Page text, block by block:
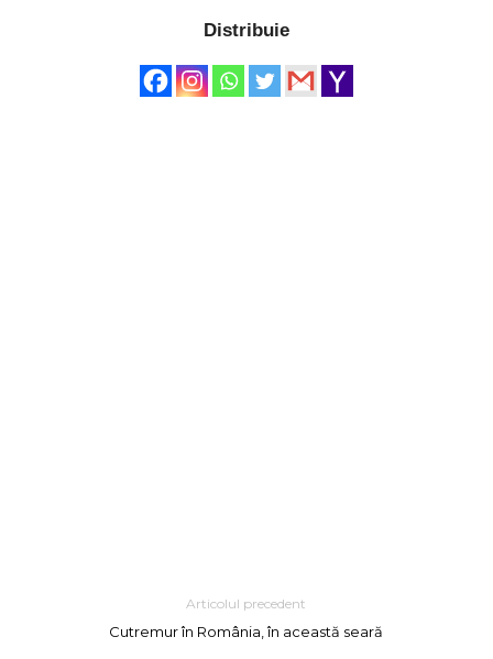
Distribuie
Articolul precedent
Cutremur în România, în această seară